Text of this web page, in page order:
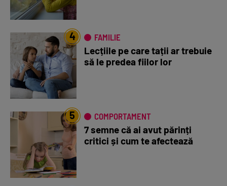
4 FAMILIE
Lecțiile pe care tații ar trebuie
să le predea fiilor lor
5 COMPORTAMENT
7 semne că ai avut părinți
critici și cum te afectează